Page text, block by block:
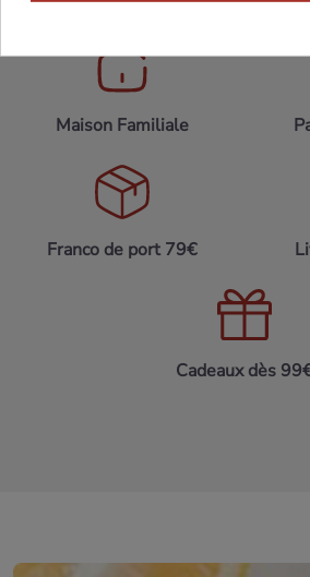
Maison Familiale
Franco de port 79€
Cadeaux dès